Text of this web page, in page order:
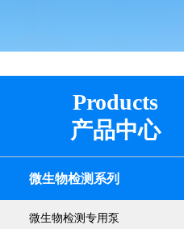
Products
产品中心
微生物检测系列
微生物检测专用泵